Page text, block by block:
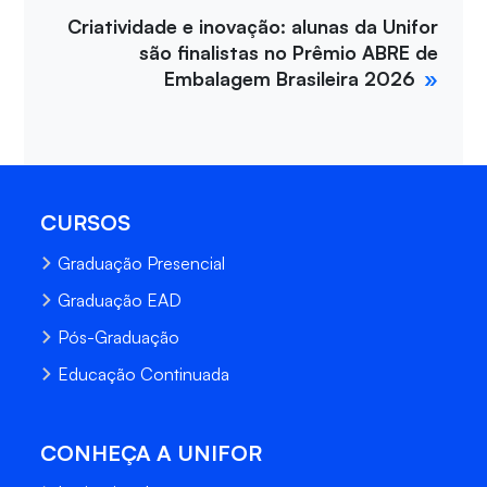
Criatividade e inovação: alunas da Unifor
são finalistas no Prêmio ABRE de
Embalagem Brasileira 2026
CURSOS
Graduação Presencial
Graduação EAD
Pós-Graduação
Educação Continuada
CONHEÇA A UNIFOR